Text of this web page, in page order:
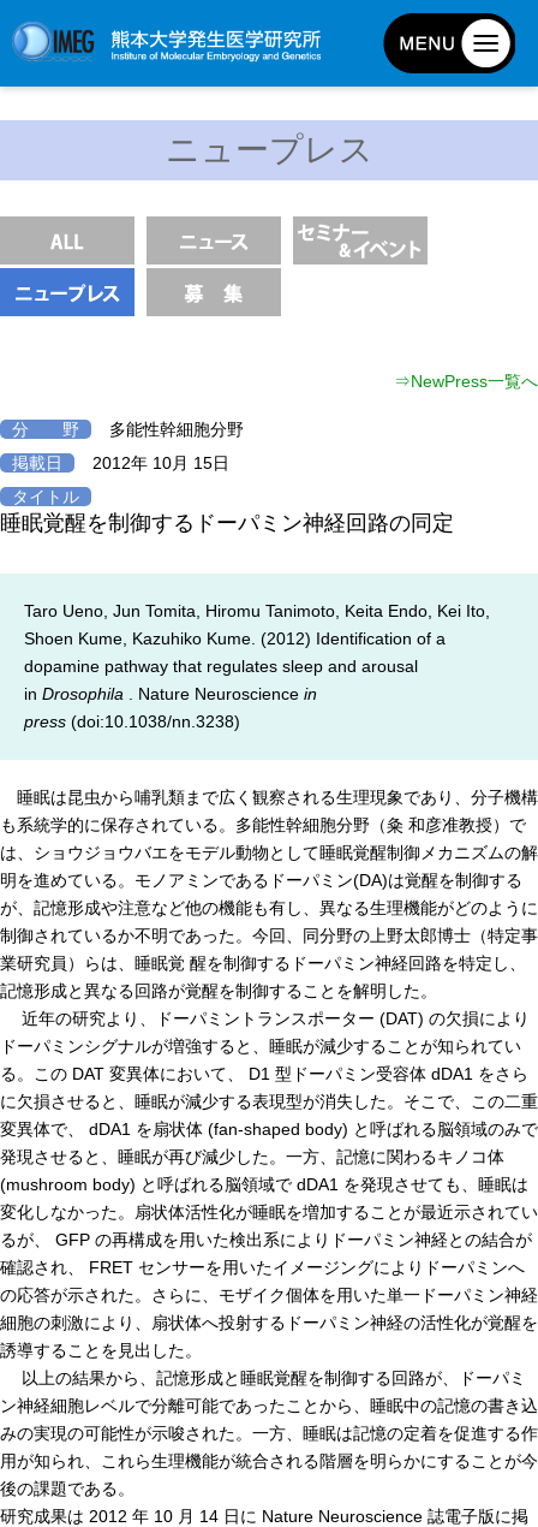
基本目標と基本方針
発生研の歴史
研究不正防止対策
災害対策
男女共同参画事業
年報
関連リンク
研究分野紹介
細胞医学分野
損傷修復分野
多能性幹細胞分野
組織幹細胞分野
幹細胞誘導分野
胎盤発生分野
脳発生分野
腎臓発生分野
生殖発生分野
筋発生再生分野
入学・求人案内
入学者案内
求人案内
研究支援
リエゾンラボLILAについて
リエゾンラボ利用申込み
ニュープレス
⇒NewPress一覧へ
分 野
多能性幹細胞分野
掲載日
2012年 10月 15日
タイトル
睡眠覚醒を制御するドーパミン神経回路の同定
Taro Ueno, Jun Tomita, Hiromu Tanimoto, Keita Endo, Kei Ito,
Shoen Kume, Kazuhiko Kume. (2012) Identification of a
dopamine pathway that regulates sleep and arousal
in Drosophila . Nature Neuroscience in
press (doi:10.1038/nn.3238)
睡眠は昆虫から哺乳類まで広く観察される生理現象であり、分子機構
も系統学的に保存されている。多能性幹細胞分野（粂 和彦准教授）で
は、ショウジョウバエをモデル動物として睡眠覚醒制御メカニズムの解
明を進めている。モノアミンであるドーパミン(DA)は覚醒を制御する
が、記憶形成や注意など他の機能も有し、異なる生理機能がどのように
制御されているか不明であった。今回、同分野の上野太郎博士（特定事
業研究員）らは、睡眠覚 醒を制御するドーパミン神経回路を特定し、
記憶形成と異なる回路が覚醒を制御することを解明した。
近年の研究より、ドーパミントランスポーター (DAT) の欠損により
ドーパミンシグナルが増強すると、睡眠が減少することが知られてい
る。この DAT 変異体において、 D1 型ドーパミン受容体 dDA1 をさら
に欠損させると、睡眠が減少する表現型が消失した。そこで、この二重
変異体で、 dDA1 を扇状体 (fan-shaped body) と呼ばれる脳領域のみで
発現させると、睡眠が再び減少した。一方、記憶に関わるキノコ体
(mushroom body) と呼ばれる脳領域で dDA1 を発現させても、睡眠は
変化しなかった。扇状体活性化が睡眠を増加することが最近示されてい
るが、 GFP の再構成を用いた検出系によりドーパミン神経との結合が
確認され、 FRET センサーを用いたイメージングによりドーパミンへ
の応答が示された。さらに、モザイク個体を用いた単一ドーパミン神経
細胞の刺激により、扇状体へ投射するドーパミン神経の活性化が覚醒を
誘導することを見出した。
以上の結果から、記憶形成と睡眠覚醒を制御する回路が、ドーパミ
ン神経細胞レベルで分離可能であったことから、睡眠中の記憶の書き込
みの実現の可能性が示唆された。一方、睡眠は記憶の定着を促進する作
用が知られ、これら生理機能が統合される階層を明らかにすることが今
後の課題である。
研究成果は 2012 年 10 月 14 日に Nature Neuroscience 誌電子版に掲